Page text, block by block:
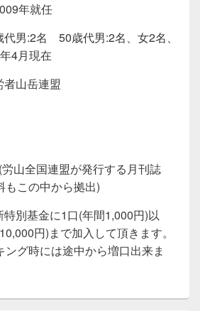
年就任
男:2名 50歳代男:2名、女2名、
4月現在
山岳連盟
山全国連盟が発行する月刊誌
もこの中から拠出)
別基金に1口(年間1,000円)以
円)まで加入して頂きます。
グ時には途中から増口出来ま